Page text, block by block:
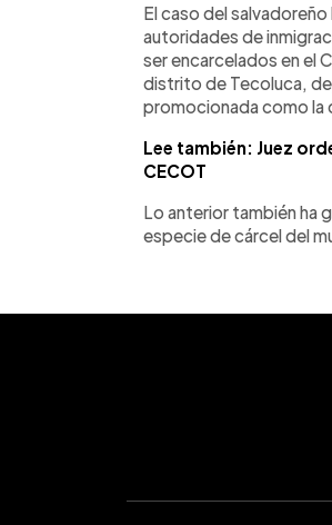
El caso del
autoridades de
ser encarcelados en el
distrito de Tecoluca,
promocionada como la
Lee también: Juez
CECOT
Lo anterior también ha
especie de cárcel del